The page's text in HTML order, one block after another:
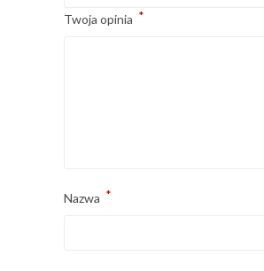
Twoja opinia *
Nazwa *